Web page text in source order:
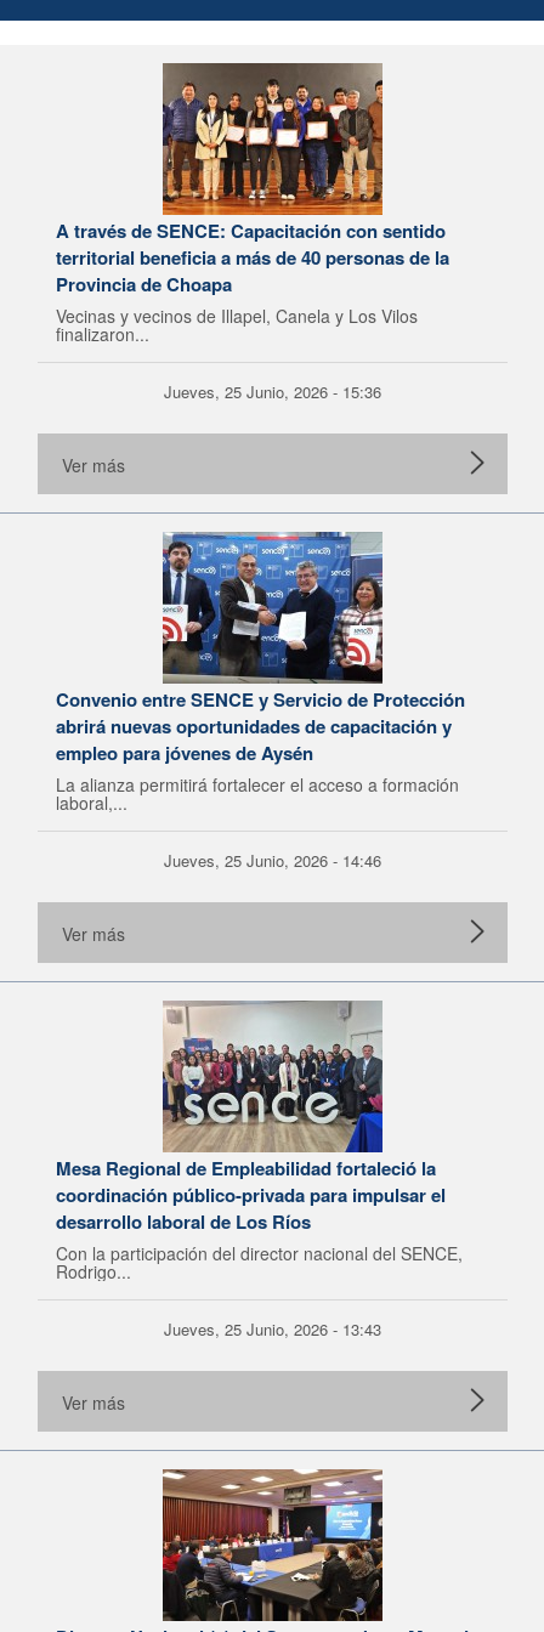
A través de SENCE: Capacitación con sentido
territorial beneficia a más de 40 personas de la
Provincia de Choapa
Vecinas y vecinos de Illapel, Canela y Los Vilos
finalizaron...
Jueves, 25 Junio, 2026 - 15:36
Ver más
Convenio entre SENCE y Servicio de Protección
abrirá nuevas oportunidades de capacitación y
empleo para jóvenes de Aysén
La alianza permitirá fortalecer el acceso a formación
laboral,...
Jueves, 25 Junio, 2026 - 14:46
Ver más
Mesa Regional de Empleabilidad fortaleció la
coordinación público-privada para impulsar el
desarrollo laboral de Los Ríos
Con la participación del director nacional del SENCE,
Rodrigo...
Jueves, 25 Junio, 2026 - 13:43
Ver más